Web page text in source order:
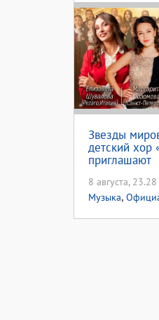
Звезды
детский хор
приглашают
8 августа, 23.28
Музыка,